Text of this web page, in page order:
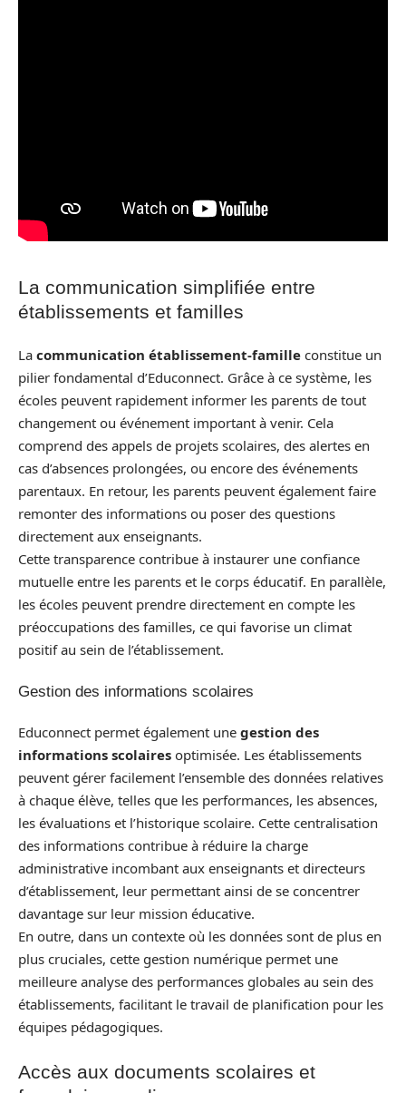
La communication simplifiée entre
établissements et familles
La communication établissement-famille constitue un
pilier fondamental d’Educonnect. Grâce à ce système, les
écoles peuvent rapidement informer les parents de tout
changement ou événement important à venir. Cela
comprend des appels de projets scolaires, des alertes en
cas d’absences prolongées, ou encore des événements
parentaux. En retour, les parents peuvent également faire
remonter des informations ou poser des questions
directement aux enseignants.
Cette transparence contribue à instaurer une confiance
mutuelle entre les parents et le corps éducatif. En parallèle,
les écoles peuvent prendre directement en compte les
préoccupations des familles, ce qui favorise un climat
positif au sein de l’établissement.
Gestion des informations scolaires
Educonnect permet également une gestion des
informations scolaires optimisée. Les établissements
peuvent gérer facilement l’ensemble des données relatives
à chaque élève, telles que les performances, les absences,
les évaluations et l’historique scolaire. Cette centralisation
des informations contribue à réduire la charge
administrative incombant aux enseignants et directeurs
d’établissement, leur permettant ainsi de se concentrer
davantage sur leur mission éducative.
En outre, dans un contexte où les données sont de plus en
plus cruciales, cette gestion numérique permet une
meilleure analyse des performances globales au sein des
établissements, facilitant le travail de planification pour les
équipes pédagogiques.
Accès aux documents scolaires et